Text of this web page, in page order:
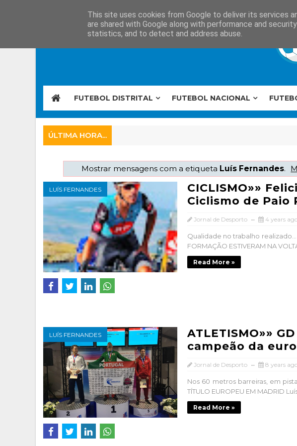
FUTEBOL DISTRITAL FUTEBOL NACIONAL
ÚLTIMA HORA...
Mostrar mensagens com a etiqueta Luís Fernandes.
LUÍS FERNANDES
CICLISMO»»
Ciclismo de Paio
Jornal de Desporto 4 years
Qualidade no trabalho realizado…
FORMAÇÃO ESTIVERAM NA
Read More »
LUÍS FERNANDES
ATLETISMO»»
campeão da
Jornal de Desporto 8 years
Nos 60 metros barreiras, em
TÍTULO EUROPEU EM MADRID
Read More »
This site uses cookies from Google to deliver its services
are shared with Google along with performance and
statistics, and to detect and address abuse.